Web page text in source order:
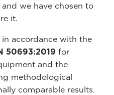
we have chosen to
it.
accordance with the
50693:2019 for
and the
methodological
comparable results.